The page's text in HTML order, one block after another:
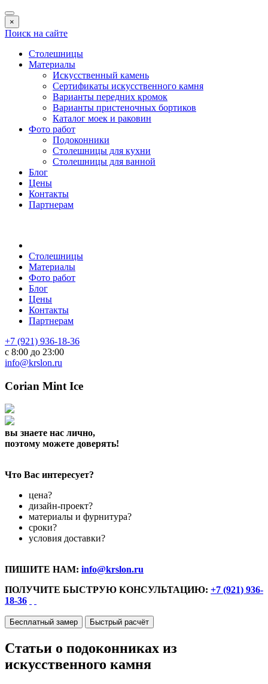
×
Поиск на сайте
Столешницы
Материалы
Искусственный камень
Сертификаты искусственного камня
Варианты передних кромок
Варианты пристеночных бортиков
Каталог моек и раковин
Фото работ
Подоконники
Столешницы для кухни
Столешницы для ванной
Блог
Цены
Контакты
Партнерам
Столешницы
Материалы
Фото работ
Блог
Цены
Контакты
Партнерам
+7 (921) 936-18-36
с 8:00 до 23:00
info@krslon.ru
Corian Mint Ice
вы знаете нас лично,
поэтому можете доверять!
Что Вас интересует?
цена?
дизайн-проект?
материалы и фурнитура?
сроки?
условия доставки?
ПИШИТЕ НАМ: info@krslon.ru
ПОЛУЧИТЕ БЫСТРУЮ КОНСУЛЬТАЦИЮ: +7 (921) 936-
18-36
Бесплатный замер Быстрый расчёт
Статьи о подоконниках из
искусственного камня